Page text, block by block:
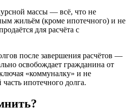
массы — всё, что не
жильём (кроме ипотечного) и не
для расчёта с
после завершения расчётов —
освобождает гражданина от
«коммуналку» и не
ипотечного долга.